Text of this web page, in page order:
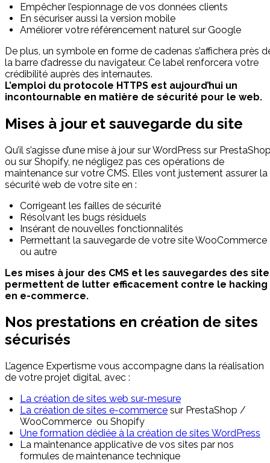
Empêcher l’espionnage de vos données clients
En sécuriser aussi la version mobile
Améliorer votre référencement naturel sur Google
De plus, un symbole en forme de cadenas s’affichera près
la barre d’adresse du navigateur. Ce label renforcera votre
crédibilité auprès des internautes.
L’emploi du protocole HTTPS est aujourd’hui un
incontournable en matière de sécurité pour le web.
Mises à jour et sauvegarde du site
Qu’il s’agisse d’une mise à jour sur WordPress sur
ou sur Shopify, ne négligez pas ces opérations de
maintenance sur votre CMS. Elles vont justement assurer la
sécurité web de votre site en :
Corrigeant les failles de sécurité
Résolvant les bugs résiduels
Insérant de nouvelles fonctionnalités
Permettant la sauvegarde de votre site WooCommerce
ou autre
Les mises à jour des CMS et les sauvegardes des
permettent de lutter efficacement contre le hacking
en e-commerce.
Nos prestations en création de sites
sécurisés
L’agence Expertisme vous accompagne dans la réalisation
de votre projet digital, avec :
La création de sites web sur-mesure
La création de sites e-commerce sur PrestaShop /
WooCommerce ou Shopify
Une formation dédiée à la création de sites WordPress
La maintenance applicative de vos sites par nos
formules de maintenance technique